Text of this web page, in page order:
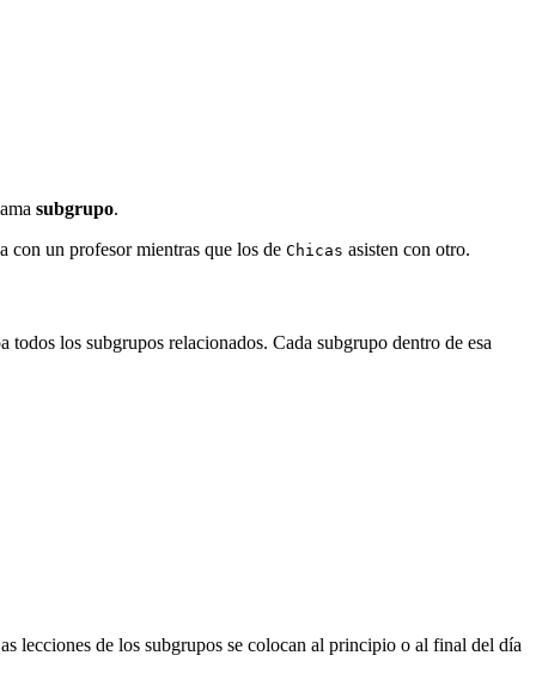
subgrupo.
con un profesor mientras que los de Chicas asisten con otro.
todos los subgrupos relacionados. Cada subgrupo dentro de esa
lecciones de los subgrupos se colocan al principio o al final del día